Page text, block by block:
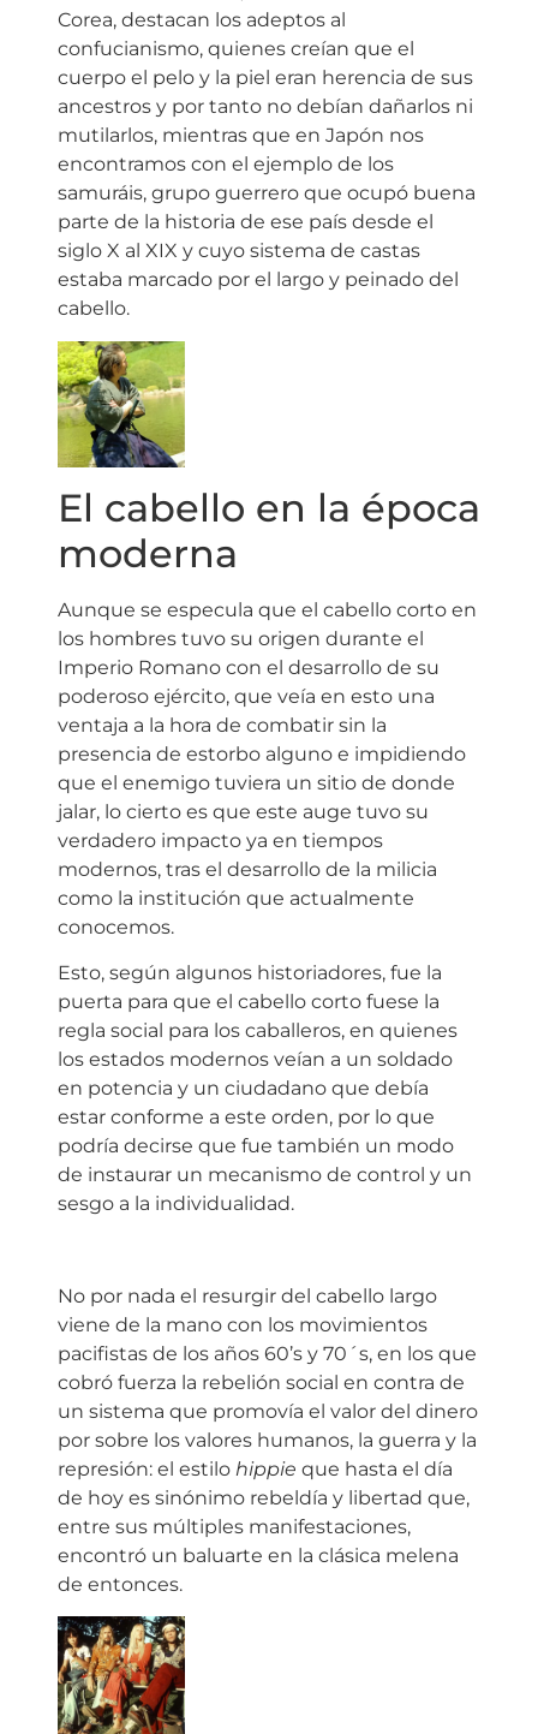
Corea, destacan los adeptos al
confucianismo, quienes creían que el
cuerpo el pelo y la piel eran herencia de sus
ancestros y por tanto no debían dañarlos ni
mutilarlos, mientras que en Japón nos
encontramos con el ejemplo de los
samuráis, grupo guerrero que ocupó buena
parte de la historia de ese país desde el
siglo X al XIX y cuyo sistema de castas
estaba marcado por el largo y peinado del
cabello.
El cabello en la época
moderna
Aunque se especula que el cabello corto en
los hombres tuvo su origen durante el
Imperio Romano con el desarrollo de su
poderoso ejército, que veía en esto una
ventaja a la hora de combatir sin la
presencia de estorbo alguno e impidiendo
que el enemigo tuviera un sitio de donde
jalar, lo cierto es que este auge tuvo su
verdadero impacto ya en tiempos
modernos, tras el desarrollo de la milicia
como la institución que actualmente
conocemos.
Esto, según algunos historiadores, fue la
puerta para que el cabello corto fuese la
regla social para los caballeros, en quienes
los estados modernos veían a un soldado
en potencia y un ciudadano que debía
estar conforme a este orden, por lo que
podría decirse que fue también un modo
de instaurar un mecanismo de control y un
sesgo a la individualidad.
No por nada el resurgir del cabello largo
viene de la mano con los movimientos
pacifistas de los años 60’s y 70´s, en los que
cobró fuerza la rebelión social en contra de
un sistema que promovía el valor del dinero
por sobre los valores humanos, la guerra y la
represión: el estilo hippie que hasta el día
de hoy es sinónimo rebeldía y libertad que,
entre sus múltiples manifestaciones,
encontró un baluarte en la clásica melena
de entonces.